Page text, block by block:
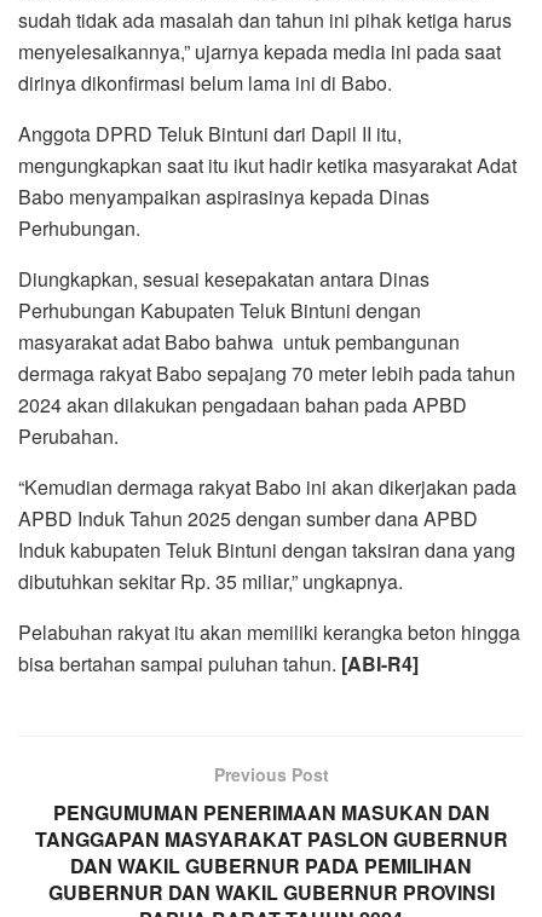
sudah tidak ada masalah dan tahun ini pihak ketiga harus
menyelesaikannya,” ujarnya kepada media ini pada saat
dirinya dikonfirmasi belum lama ini di Babo.
Anggota DPRD Teluk Bintuni dari Dapil II itu,
mengungkapkan saat itu ikut hadir ketika masyarakat Adat
Babo menyampaikan aspirasinya kepada Dinas
Perhubungan.
Diungkapkan, sesuai kesepakatan antara Dinas
Perhubungan Kabupaten Teluk Bintuni dengan
masyarakat adat Babo bahwa untuk pembangunan
dermaga rakyat Babo sepajang 70 meter lebih pada tahun
2024 akan dilakukan pengadaan bahan pada APBD
Perubahan.
“Kemudian dermaga rakyat Babo ini akan dikerjakan pada
APBD Induk Tahun 2025 dengan sumber dana APBD
Induk kabupaten Teluk Bintuni dengan taksiran dana yang
dibutuhkan sekitar Rp. 35 miliar,” ungkapnya.
Pelabuhan rakyat itu akan memiliki kerangka beton hingga
bisa bertahan sampai puluhan tahun. [ABI-R4]
Previous Post
PENGUMUMAN PENERIMAAN MASUKAN DAN
TANGGAPAN MASYARAKAT PASLON GUBERNUR
DAN WAKIL GUBERNUR PADA PEMILIHAN
GUBERNUR DAN WAKIL GUBERNUR PROVINSI